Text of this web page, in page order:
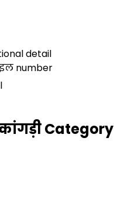
detail
number
Category